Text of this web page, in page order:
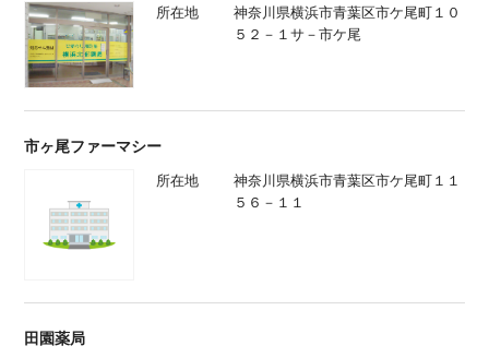
所在地
神奈川県横浜市青葉区市ケ尾町１０
５２－１サ－市ケ尾
市ヶ尾ファーマシー
所在地
神奈川県横浜市青葉区市ケ尾町１１
５６－１１
田園薬局